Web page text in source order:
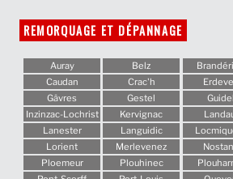
REMORQUAGE ET DÉPANNAGE
Auray Belz
Caudan
Crac'h
Gâvres
Gestel Guidel
Inzinzac-Lochrist
Kervignac
Lanester
Languidic
Lorient
Merlevenez
Ploemeur
Plouhinec